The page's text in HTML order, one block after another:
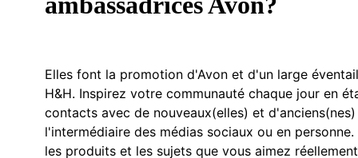
Elles font la promotion d'Avon et d'un large
H&H. Inspirez votre communauté chaque jour en
contacts avec de nouveaux(elles) et
l'intermédiaire des médias sociaux ou en
les produits et les sujets que vous aimez